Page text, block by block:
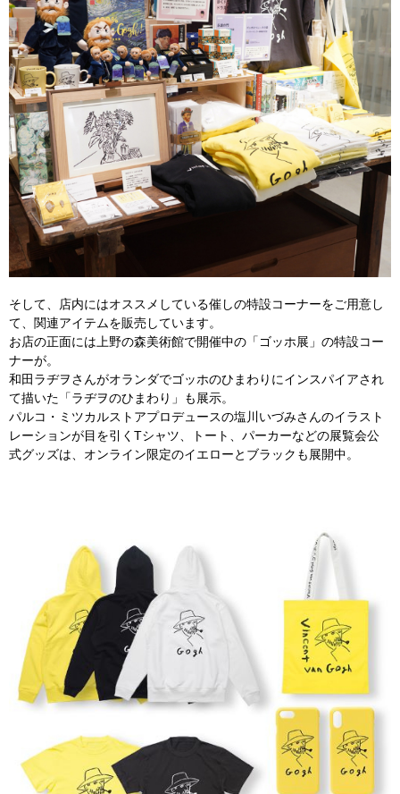
そして、店内にはオススメしている催しの特設コーナーをご用意し
て、関連アイテムを販売しています。
お店の正面には上野の森美術館で開催中の「ゴッホ展」の特設コー
ナーが。
和田ラヂヲさんがオランダでゴッホのひまわりにインスパイアされ
て描いた「ラヂヲのひまわり」も展示。
パルコ・ミツカルストアプロデュースの塩川いづみさんのイラスト
レーションが目を引くTシャツ、トート、パーカーなどの展覧会公
式グッズは、オンライン限定のイエローとブラックも展開中。